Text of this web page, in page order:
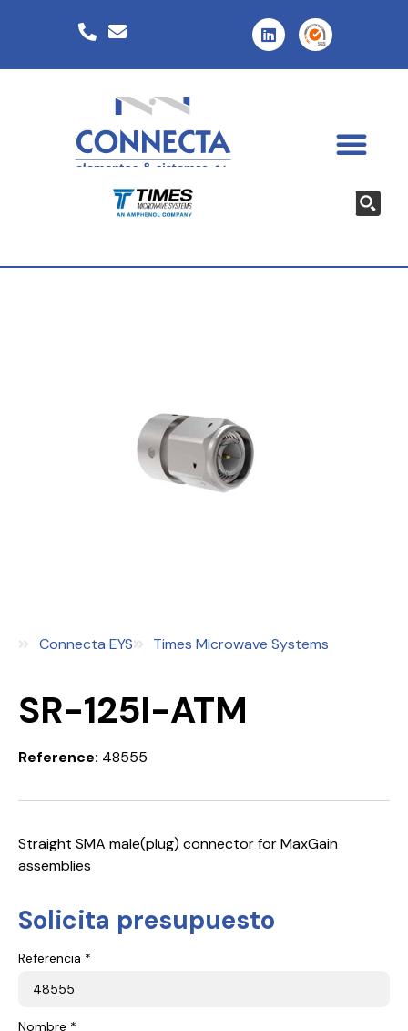
Connecta EYS Times Microwave Systems
SR-125I-ATM
Reference: 48555
Straight SMA male(plug) connector for MaxGain
assemblies
Solicita presupuesto
Referencia *
Nombre *